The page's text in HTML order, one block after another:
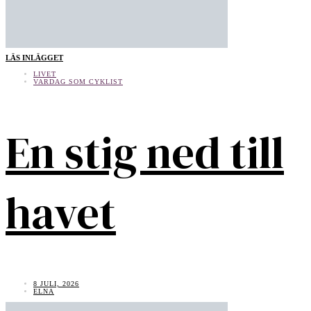
LÄS INLÄGGET
LIVET
VARDAG SOM CYKLIST
En stig ned till
havet
8 JULI, 2026
ELNA